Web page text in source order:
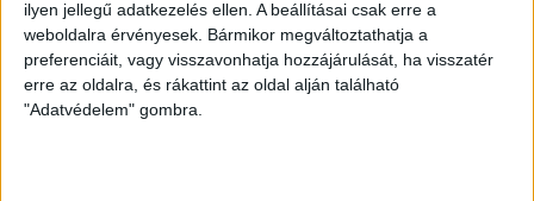
ilyen jellegű adatkezelés ellen. A beállításai csak erre a
weboldalra érvényesek. Bármikor megváltoztathatja a
preferenciáit, vagy visszavonhatja hozzájárulását, ha visszatér
erre az oldalra, és rákattint az oldal alján található
"Adatvédelem" gombra.
A váciak és a mosonmagyaróváriak egyaránt a második kalapba
kerültek így innen vagy a dán Nyköbing vagy a francia Besancon
lesz az ellenfelünk. A Siófok a negyedik kalapból várja a csütörtöki
húzást, így innen háromesélyes, hogy kivel kerülünk szembe: